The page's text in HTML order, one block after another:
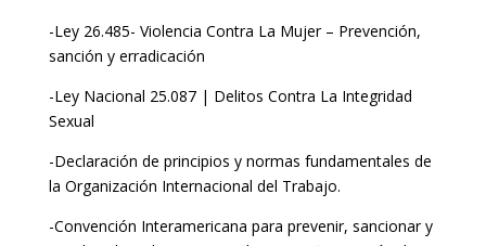
-Ley 26.485- Violencia Contra La Mujer – Prevención,
sanción y erradicación
-Ley Nacional 25.087 | Delitos Contra La Integridad
Sexual
-Declaración de principios y normas fundamentales de
la Organización Internacional del Trabajo.
-Convención Interamericana para prevenir, sancionar y